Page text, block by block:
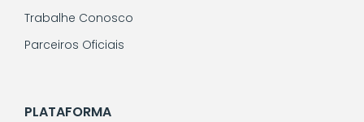
Trabalhe Conosco
Parceiros Oficiais
PLATAFORMA